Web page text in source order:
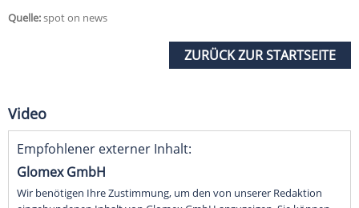
Quelle:spot on news
ZURÜCK ZUR STARTSEITE
Video
Empfohlener externer Inhalt:
Glomex GmbH
Wir benötigen Ihre Zustimmung, um den von unserer Redaktion